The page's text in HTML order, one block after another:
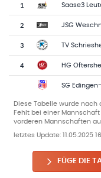
1 Saase3
2 JSG
3 TV
4 HG
SG
Diese Tabelle wurde
Fehlt bei einer
vorderen Mannschaften
letztes Update: 11.05.2025
FÜGE DIE